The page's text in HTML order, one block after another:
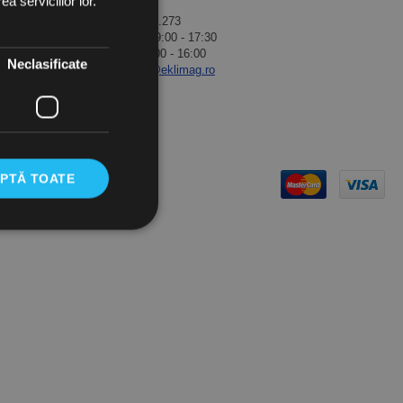
0769.081.273
Luni-Joi 9:00 - 17:30
Vineri 9:00 - 16:00
contact@eklimag.ro
Neclasificate
TOATE